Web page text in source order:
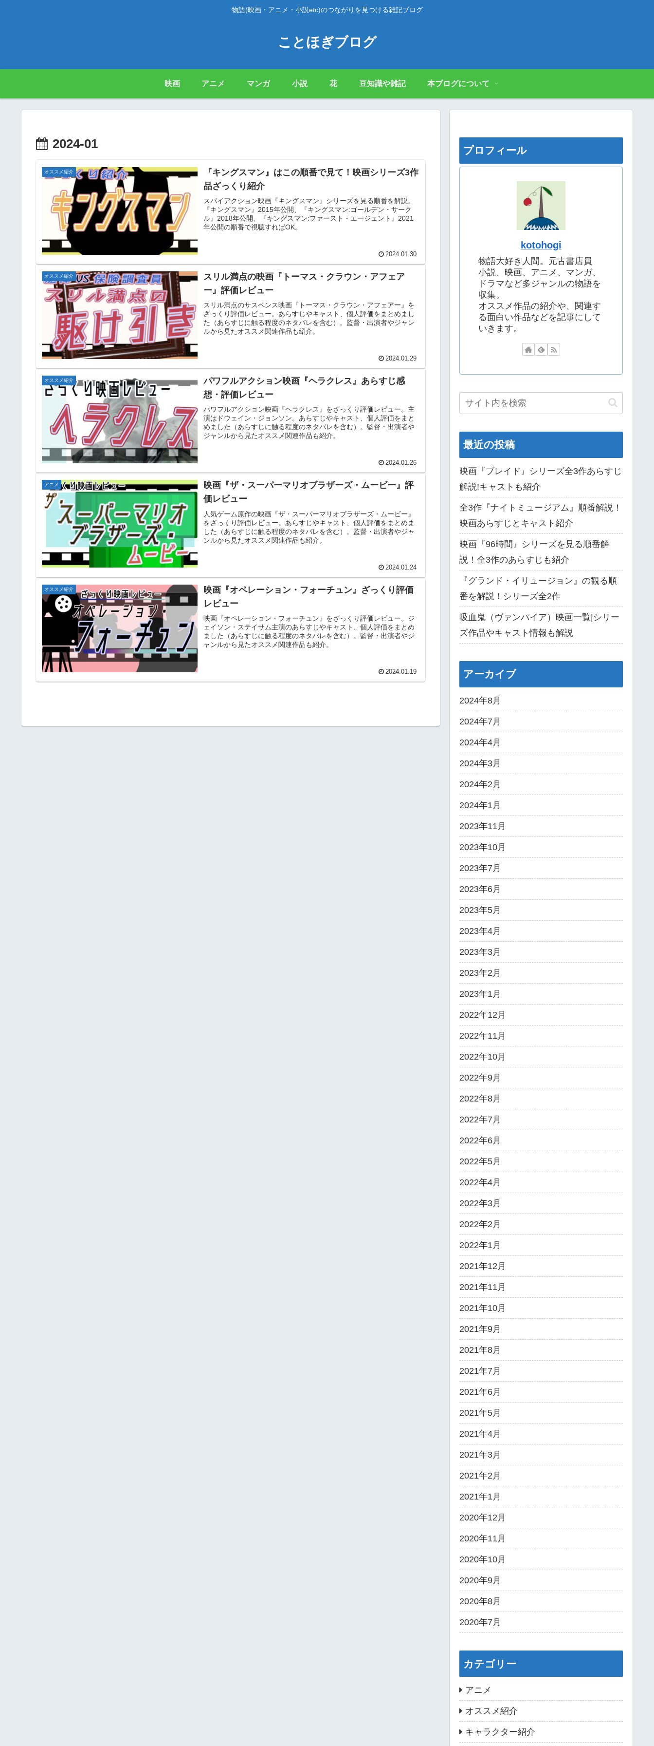
物語(映画・アニメ・小説etc)のつながりを見つける雑記ブログ
ことほぎブログ
映画 アニメ マンガ 小説 花 豆知識や雑記 本ブログについて
2024-01
オススメ紹介
『キングスマン』はこの順番で見て！映画シリーズ3作
品ざっくり紹介
スパイアクション映画『キングスマン』シリーズを見る順番を解説。
『キングスマン』2015年公開、『キングスマン:ゴールデン・サーク
ル』2018年公開、『キングスマン:ファースト・エージェント』2021
年公開の順番で視聴すればOK。
2024.01.30
オススメ紹介
スリル満点の映画『トーマス・クラウン・アフェア
ー』評価レビュー
スリル満点のサスペンス映画『トーマス・クラウン・アフェアー』を
ざっくり評価レビュー。あらすじやキャスト、個人評価をまとめまし
た（あらすじに触る程度のネタバレを含む）。監督・出演者やジャン
ルから見たオススメ関連作品も紹介。
2024.01.29
オススメ紹介
パワフルアクション映画『ヘラクレス』あらすじ感
想・評価レビュー
パワフルアクション映画『ヘラクレス』をざっくり評価レビュー。主
演はドウェイン・ジョンソン。あらすじやキャスト、個人評価をまと
めました（あらすじに触る程度のネタバレを含む）。監督・出演者や
ジャンルから見たオススメ関連作品も紹介。
2024.01.26
アニメ
映画『ザ・スーパーマリオブラザーズ・ムービー』評
価レビュー
人気ゲーム原作の映画『ザ・スーパーマリオブラザーズ・ムービー』
をざっくり評価レビュー。あらすじやキャスト、個人評価をまとめま
した（あらすじに触る程度のネタバレを含む）。監督・出演者やジャ
ンルから見たオススメ関連作品も紹介。
2024.01.24
オススメ紹介
映画『オペレーション・フォーチュン』ざっくり評価
レビュー
映画『オペレーション・フォーチュン』をざっくり評価レビュー。ジ
ェイソン・ステイサム主演のあらすじやキャスト、個人評価をまとめ
ました（あらすじに触る程度のネタバレを含む）。監督・出演者やジ
ャンルから見たオススメ関連作品も紹介。
2024.01.19
プロフィール
kotohogi
物語大好き人間。元古書店員
小説、映画、アニメ、マンガ、
ドラマなど多ジャンルの物語を
収集。
オススメ作品の紹介や、関連す
る面白い作品などを記事にして
いきます。
最近の投稿
映画『ブレイド』シリーズ全3作あらすじ
解説!キャストも紹介
全3作『ナイトミュージアム』順番解説！
映画あらすじとキャスト紹介
映画『96時間』シリーズを見る順番解
説！全3作のあらすじも紹介
『グランド・イリュージョン』の観る順
番を解説！シリーズ全2作
吸血鬼（ヴァンパイア）映画一覧|シリー
ズ作品やキャスト情報も解説
アーカイブ
2024年8月
2024年7月
2024年4月
2024年3月
2024年2月
2024年1月
2023年11月
2023年10月
2023年7月
2023年6月
2023年5月
2023年4月
2023年3月
2023年2月
2023年1月
2022年12月
2022年11月
2022年10月
2022年9月
2022年8月
2022年7月
2022年6月
2022年5月
2022年4月
2022年3月
2022年2月
2022年1月
2021年12月
2021年11月
2021年10月
2021年9月
2021年8月
2021年7月
2021年6月
2021年5月
2021年4月
2021年3月
2021年2月
2021年1月
2020年12月
2020年11月
2020年10月
2020年9月
2020年8月
2020年7月
カテゴリー
アニメ
オススメ紹介
キャラクター紹介